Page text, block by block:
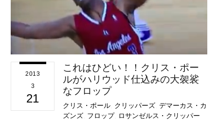
2013
3
21
これはひどい！！クリス・ポー
ルがハリウッド仕込みの大袈裟
なフロップ
クリス・ポール クリッパーズ ,デマーカス・カ
ズンズ フロップ, ロサンゼルス・クリッパー